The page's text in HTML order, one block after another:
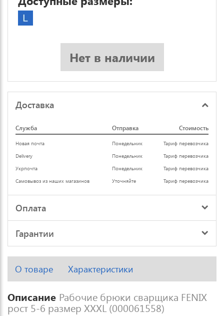
Нет в наличии
Доставка
Служба Отправка Стоимость
Новая почта Понедельник
Тариф перевозчика
Delivery
Понедельник
Тариф перевозчика
Укрпочта
Понедельник
Тариф перевозчика
Самовывоз из наших магазинов
Уточняйте Тариф перевозчика
Оплата
Гарантии
О товаре Характеристики
Описание Рабочие брюки сварщика FENIX
рост 5-6 размер XXXL (000061558)